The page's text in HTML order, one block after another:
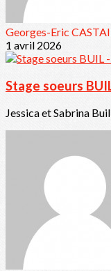
Georges-Eric
1 avril 2026
Stage soeurs
Jessica et Sabrina